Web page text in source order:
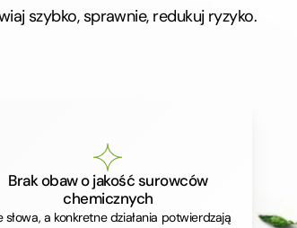
szybko, sprawnie, redukuj ryzyko.
Brak obaw o jakość surowców
chemicznych
słowa, a konkretne działania potwierdzają